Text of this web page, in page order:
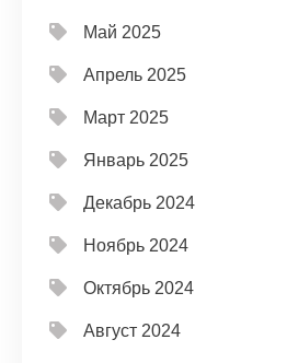
Май 2025
Апрель 2025
Март 2025
Январь 2025
Декабрь 2024
Ноябрь 2024
Октябрь 2024
Август 2024